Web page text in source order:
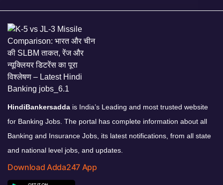
HindiBankersadda is India’s Leading and most trusted website
for Banking Jobs. The portal has complete information about all
Banking and Insurance Jobs, its latest notifications, from all state
and national level jobs, and updates.
Download Adda247 App